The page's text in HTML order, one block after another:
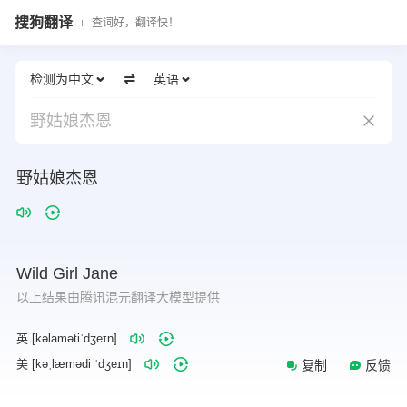
搜狗翻译 查词好，翻译快！
检测为中文 英语
野姑娘杰恩
野姑娘杰恩
Wild Girl Jane
以上结果由腾讯混元翻译大模型提供
英 [kəlamətiˈdʒeɪn]
美 [kəˌlæmədi ˈdʒeɪn]
复制 反馈